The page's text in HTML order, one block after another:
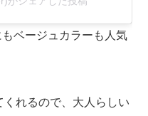
ベージュカラーも人気
れるので、大人らしい